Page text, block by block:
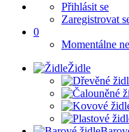
Přihlásit se
Zaregistrovat
0
Momentálne
Židle